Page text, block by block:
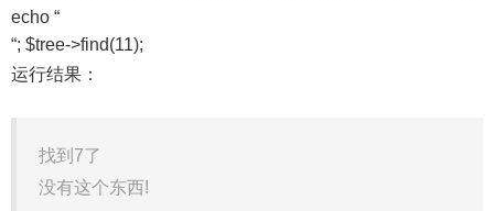
echo “
“; $tree->find(11);
运行结果：
找到7了
没有这个东西!